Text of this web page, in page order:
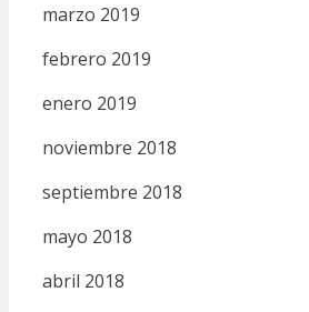
marzo 2019
febrero 2019
enero 2019
noviembre 2018
septiembre 2018
mayo 2018
abril 2018